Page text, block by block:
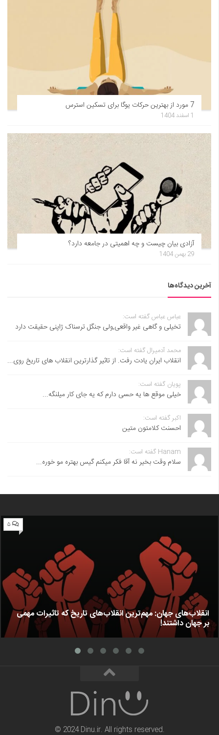
7 مورد از بهترین حرکات یوگا برای تسکین استرس
1 اسفند 1404
آزادی بیان چیست و چه اهمیتی در جامعه دارد؟
29 بهمن 1404
آخرین دیدگاه‌ها
عباس عباس گفته است:
تخیلی و گاهی غیر واقعی,ولی جنگل ترسناک ژاپنی حقیقت دارد
محمد آدمیرال گفته است:
انقلاب ایران یادت رفت. از تاثیر گذارترین انقلاب های تاریخ روی...
پویان گفته است:
خیلی موقع ها یه حسی دارم که یه جای کار میلنگه...
اکبر گفته است:
احسنت ‌کلامتون متین
Hanam گفته است:
سلام وقت بخیر نه آقا فکر میکنم گیس بهتره مو خوره...
۵
انقلاب‌های جهان: مهم‌ترین انقلاب‌های تاریخ که تاثیرات مهمی
بر جهان داشتند!
© 2024 Dinu.ir. All rights reserved.